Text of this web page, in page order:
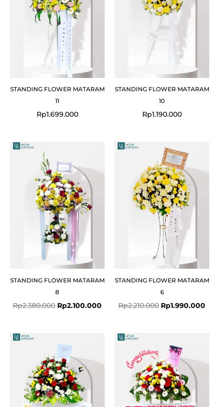
STANDING FLOWER MATARAM
11
Rp1.699.000
STANDING FLOWER MATARAM
10
Rp1.190.000
STANDING FLOWER MATARAM
8
Rp2.380.000
was:
Rp2.380.000.
Rp2.100.000
Current
Rp2.100.000.
STANDING FLOWER MATARAM
6
Rp2.210.000
Original
price
was:
Rp2.210.000.
Rp1.990.000